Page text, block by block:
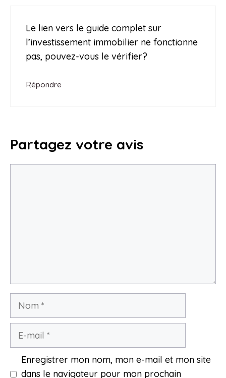
Le lien vers le guide complet sur
l’investissement immobilier ne fonctionne
pas, pouvez-vous le vérifier?
Répondre
Partagez votre avis
Nom
Enregistrer mon nom, mon e-mail et mon site
dans le navigateur pour mon prochain